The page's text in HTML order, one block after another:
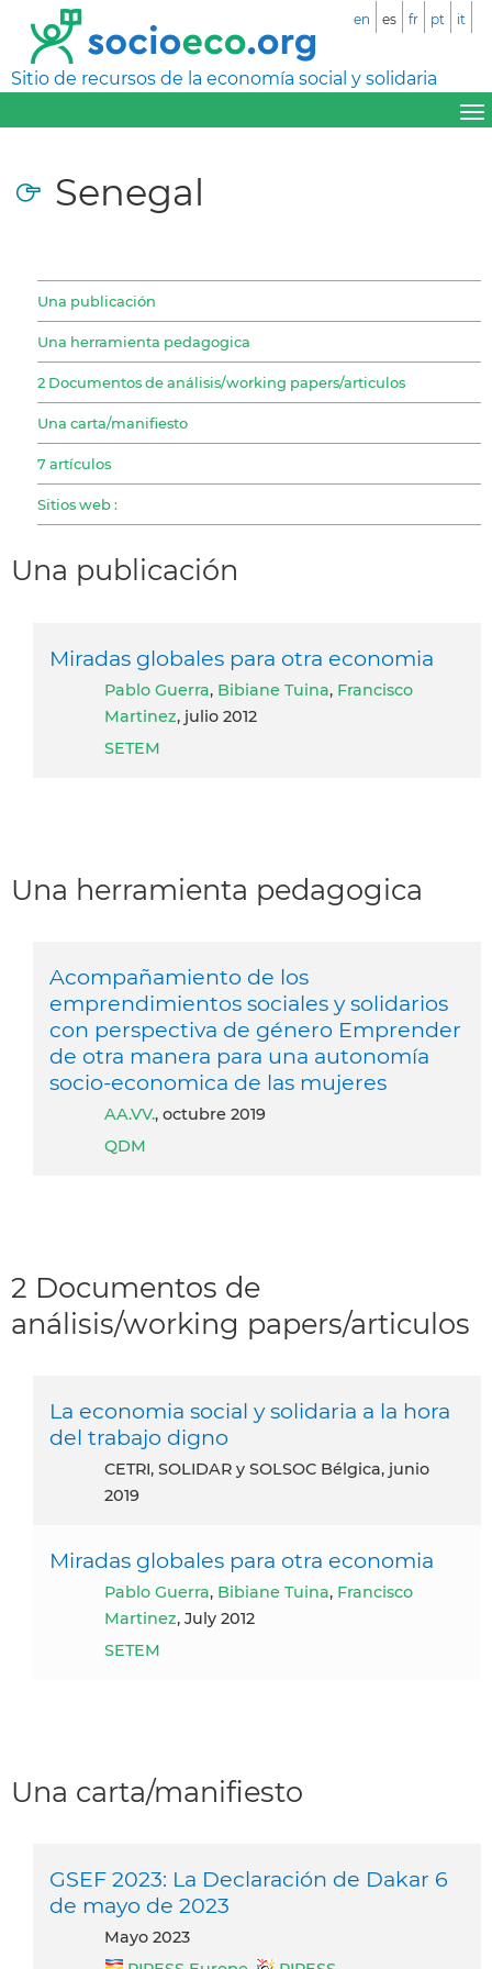
Sitio de recursos de la economía social y solidaria
en es fr pt it
Senegal
Una publicación
Una herramienta pedagogica
2 Documentos de análisis/working papers/articulos
Una carta/manifiesto
7 artículos
Sitios web :
Una publicación
Miradas globales para otra economia
Pablo Guerra, Bibiane Tuina, Francisco
Martinez, julio 2012
SETEM
Una herramienta pedagogica
Acompañamiento de los
emprendimientos sociales y solidarios
con perspectiva de género Emprender
de otra manera para una autonomía
socio-economica de las mujeres
AA.VV., octubre 2019
QDM
2 Documentos de
análisis/working papers/articulos
La economia social y solidaria a la hora
del trabajo digno
CETRI, SOLIDAR y SOLSOC Bélgica, junio
2019
Miradas globales para otra economia
Pablo Guerra, Bibiane Tuina, Francisco
Martinez, July 2012
SETEM
Una carta/manifiesto
GSEF 2023: La Declaración de Dakar 6
de mayo de 2023
mayo 2023